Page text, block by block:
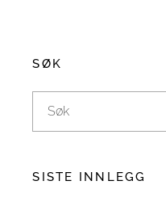
SØK
SISTE INNLEGG